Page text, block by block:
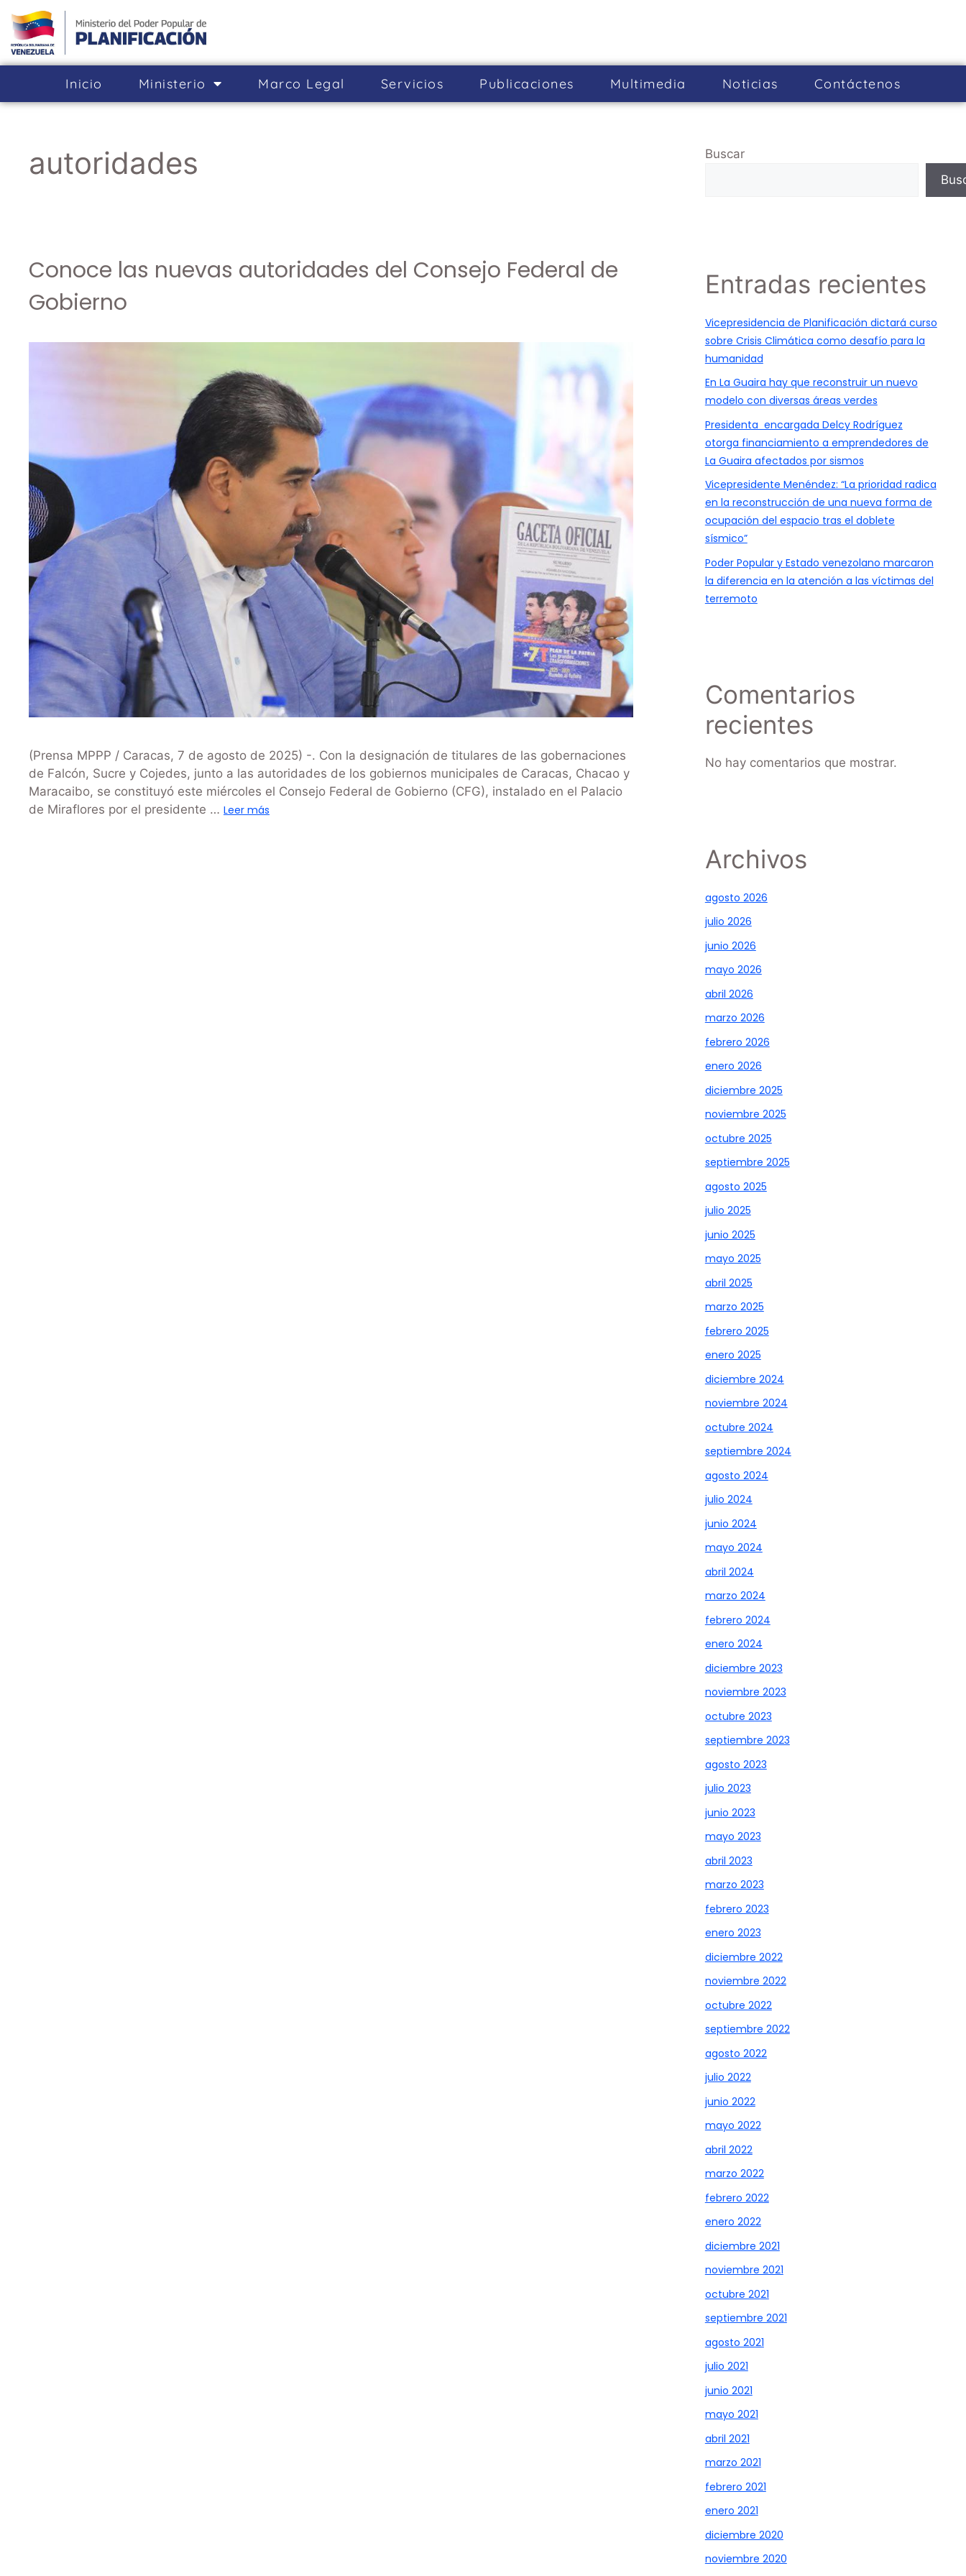
Inicio Ministerio Marco Legal Servicios Publicaciones Multimedia Noticias Cont­áctenos
autoridades
Conoce las nuevas autoridades del Consejo Federal de
Gobierno
(Prensa MPPP / Caracas, 7 de agosto de 2025) -. Con la designación de titulares de las gobernaciones
de Falcón, Sucre y Cojedes, junto a las autoridades de los gobiernos municipales de Caracas, Chacao y
Maracaibo, se constituyó este miércoles el Consejo Federal de Gobierno (CFG), instalado en el Palacio
de Miraflores por el presidente … Leer más
Buscar
Entradas recientes
Vicepresidencia de Planificación dictará curso
sobre Crisis Climática como desafío para la
humanidad
En La Guaira hay que reconstruir un nuevo
modelo con diversas áreas verdes
Presidenta encargada Delcy Rodríguez
otorga financiamiento a emprendedores de
La Guaira afectados por sismos
Vicepresidente Menéndez: “La prioridad radica
en la reconstrucción de una nueva forma de
ocupación del espacio tras el doblete
sísmico”
Poder Popular y Estado venezolano marcaron
la diferencia en la atención a las víctimas del
terremoto
Comentarios
recientes
No hay comentarios que mostrar.
Archivos
agosto 2026
julio 2026
junio 2026
mayo 2026
abril 2026
marzo 2026
febrero 2026
enero 2026
diciembre 2025
noviembre 2025
octubre 2025
septiembre 2025
agosto 2025
julio 2025
junio 2025
mayo 2025
abril 2025
marzo 2025
febrero 2025
enero 2025
diciembre 2024
noviembre 2024
octubre 2024
septiembre 2024
agosto 2024
julio 2024
junio 2024
mayo 2024
abril 2024
marzo 2024
febrero 2024
enero 2024
diciembre 2023
noviembre 2023
octubre 2023
septiembre 2023
agosto 2023
julio 2023
junio 2023
mayo 2023
abril 2023
marzo 2023
febrero 2023
enero 2023
diciembre 2022
noviembre 2022
octubre 2022
septiembre 2022
agosto 2022
julio 2022
junio 2022
mayo 2022
abril 2022
marzo 2022
febrero 2022
enero 2022
diciembre 2021
noviembre 2021
octubre 2021
septiembre 2021
agosto 2021
julio 2021
junio 2021
mayo 2021
abril 2021
marzo 2021
febrero 2021
enero 2021
diciembre 2020
noviembre 2020